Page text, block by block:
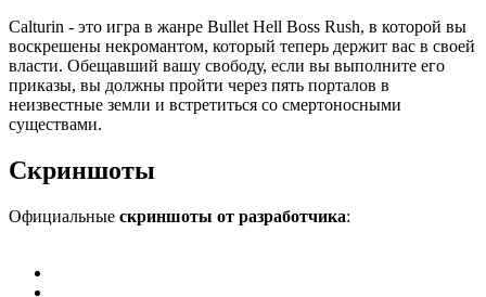
Calturin - это игра в жанре Bullet Hell Boss Rush, в которой вы
воскрешены некромантом, который теперь держит вас в своей
власти. Обещавший вашу свободу, если вы выполните его
приказы, вы должны пройти через пять порталов в
неизвестные земли и встретиться со смертоносными
существами.
Скриншоты
Официальные скриншоты от разработчика: